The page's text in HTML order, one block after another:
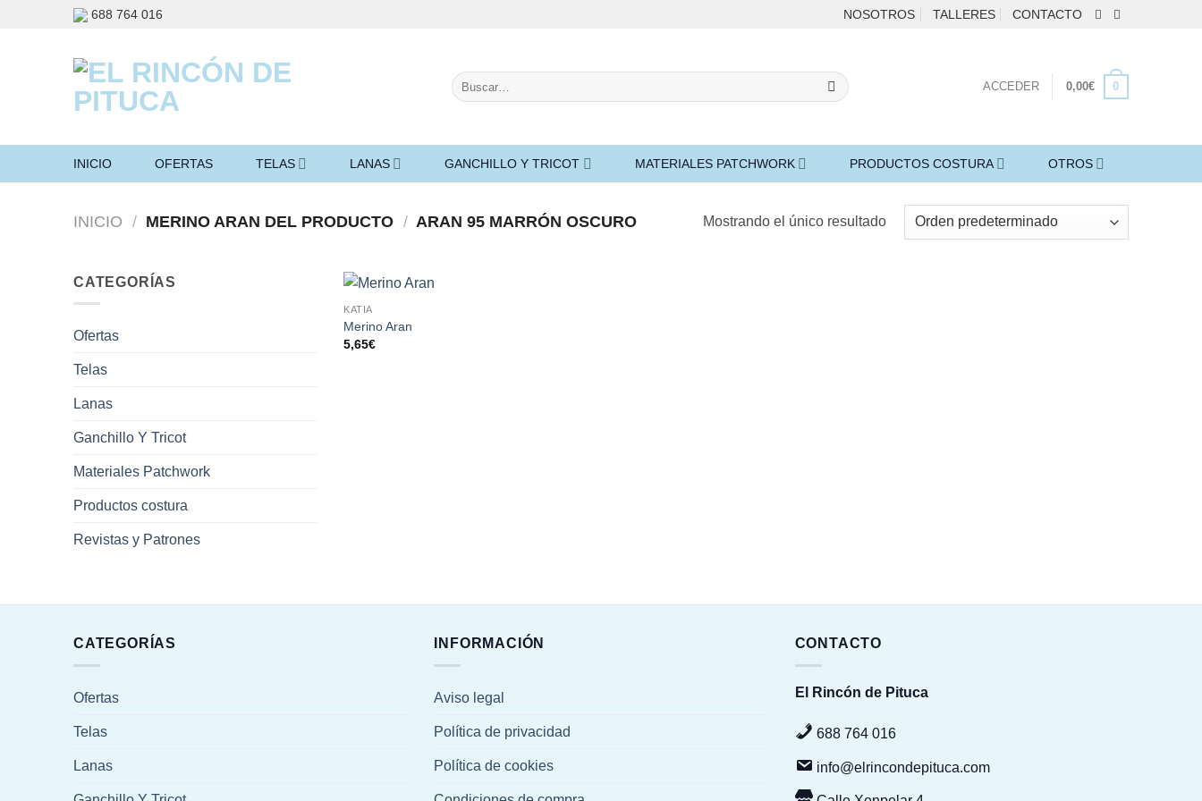
688 764 016 NOSOTROS TALLERES CONTACTO
Buscar
por:
ACCEDER 0,00€ 0
INICIO OFERTAS TELAS LANAS GANCHILLO Y TRICOT MATERIALES PATCHWORK PRODUCTOS COSTURA OTROS
INICIO / MERINO ARAN DEL PRODUCTO / ARAN 95 MARRÓN OSCURO Mostrando el único resultado
CATEGORÍAS
Ofertas
Telas
Lanas
Ganchillo Y Tricot
Materiales Patchwork
Productos costura
Revistas y Patrones
KATIA
Merino Aran
5,65€
CATEGORÍAS
Ofertas
Telas
Lanas
INFORMACIÓN
Aviso legal
Política de privacidad
Política de cookies
CONTACTO
El Rincón de Pituca
688 764 016
info@elrincondepituca.com